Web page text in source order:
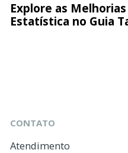
Explore as
Estatística no Guia
CONTATO
Atendimento